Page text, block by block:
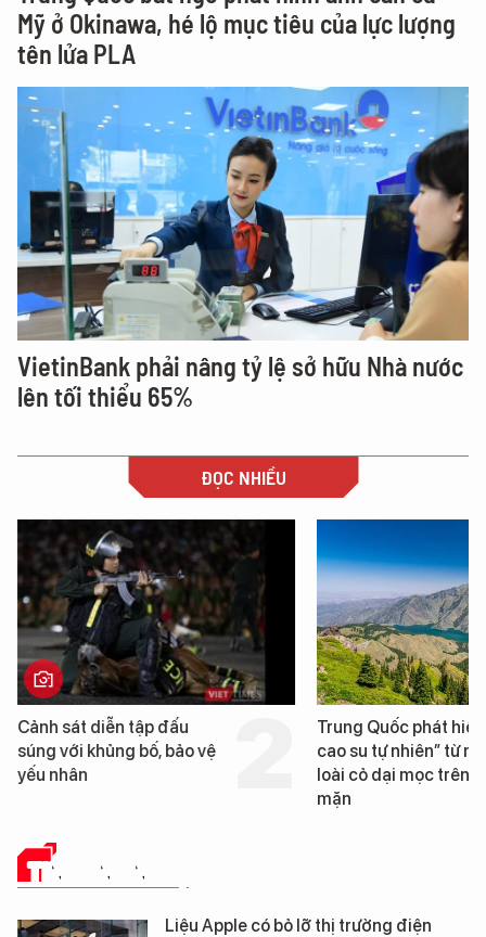
Mỹ ở Okinawa, hé lộ mục tiêu của lực lượng
tên lửa PLA
VietinBank phải nâng tỷ lệ sở hữu Nhà nước
lên tối thiểu 65%
ĐỌC NHIỀU
Trung Quốc phát hiện “mỏ
cao su tự nhiên” từ một
loài cỏ dại mọc trên đất
Loạt dự án bất động
Đà Nẵng sắp bị kiểm
TIN CÔNG NGHỆ
Liệu Apple có bỏ lỡ thị trường điện